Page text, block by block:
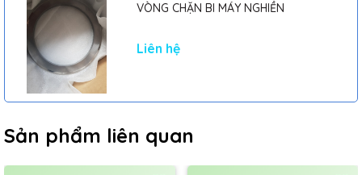
VÒNG CHẶN BI MÁY NGHIỀN
Liên hệ
Sản phẩm liên quan